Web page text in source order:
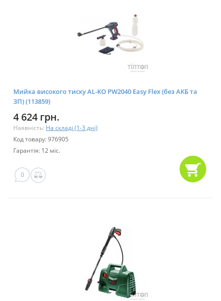
Мийка високого тиску AL-KO PW2040 Easy Flex (без АКБ та
ЗП) (113859)
4 624 грн.
Наявність: На складі (1-3 дні)
Код товару: 976905
Гарантія: 12 міс.
0